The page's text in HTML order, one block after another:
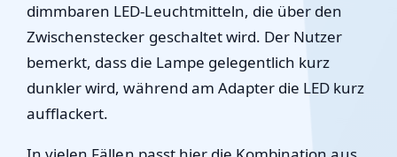
dimmbaren LED-Leuchtmitteln, die über den
Zwischenstecker geschaltet wird. Der Nutzer
bemerkt, dass die Lampe gelegentlich kurz
dunkler wird, während am Adapter die LED kurz
aufflackert.